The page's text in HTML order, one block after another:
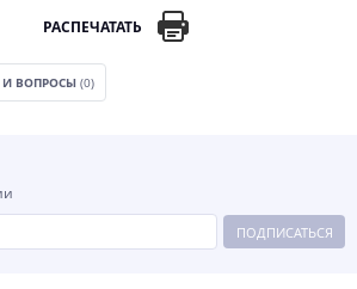
РАСПЕЧАТАТЬ
ВОПРОСЫ (0)
ПОДПИСАТЬСЯ